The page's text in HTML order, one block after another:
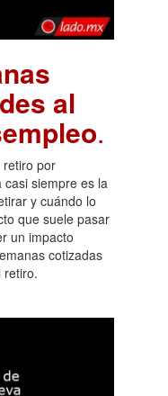
al
.
retiro por
siempre es la
y cuándo lo
que suele pasar
un impacto
cotizadas
retiro.